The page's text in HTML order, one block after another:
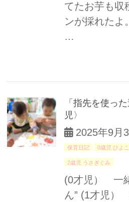
てたお芋も
ンが採れた
…
「指先を使っ
児〉
2025年9月3
保育日記 0歳児 ひよ
2歳児 うさぎぐみ
(0才児） 一
ん” (1才児）